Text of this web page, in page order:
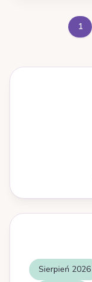
1
Sierpień 2026